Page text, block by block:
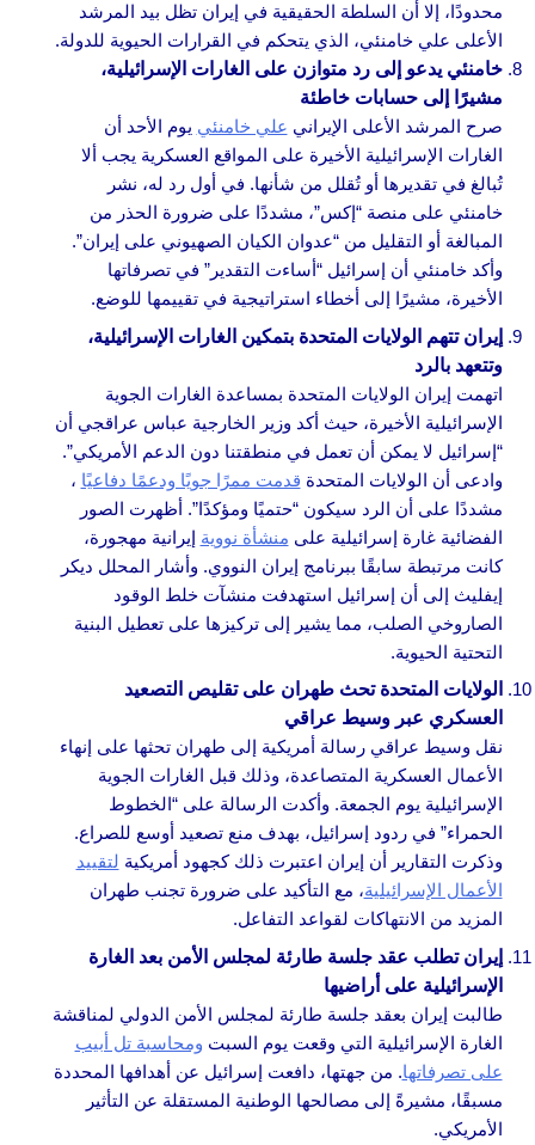
محدودًا، إلا أن السلطة الحقيقية في إيران تظل بيد المرشد
الأعلى علي خامنئي، الذي يتحكم في القرارات الحيوية للدولة.
خامنئي يدعو إلى رد متوازن على الغارات الإسرائيلية،
مشيرًا إلى حسابات خاطئة
صرح المرشد الأعلى الإيراني علي خامنئي يوم الأحد أن
الغارات الإسرائيلية الأخيرة على المواقع العسكرية يجب ألا
تُبالغ في تقديرها أو تُقلل من شأنها. في أول رد له، نشر
خامنئي على منصة “إكس”، مشددًا على ضرورة الحذر من
المبالغة أو التقليل من “عدوان الكيان الصهيوني على إيران”.
وأكد خامنئي أن إسرائيل “أساءت التقدير” في تصرفاتها
الأخيرة، مشيرًا إلى أخطاء استراتيجية في تقييمها للوضع.
إيران تتهم الولايات المتحدة بتمكين الغارات الإسرائيلية،
وتتعهد بالرد
اتهمت إيران الولايات المتحدة بمساعدة الغارات الجوية
الإسرائيلية الأخيرة، حيث أكد وزير الخارجية عباس عراقجي أن
“إسرائيل لا يمكن أن تعمل في منطقتنا دون الدعم الأمريكي”.
وادعى أن الولايات المتحدة قدمت ممرًا جويًا ودعمًا دفاعيًا ،
مشددًا على أن الرد سيكون “حتميًا ومؤكدًا”. أظهرت الصور
الفضائية غارة إسرائيلية على منشأة نووية إيرانية مهجورة،
كانت مرتبطة سابقًا ببرنامج إيران النووي. وأشار المحلل ديكر
إيفليث إلى أن إسرائيل استهدفت منشآت خلط الوقود
الصاروخي الصلب، مما يشير إلى تركيزها على تعطيل البنية
التحتية الحيوية.
الولايات المتحدة تحث طهران على تقليص التصعيد
العسكري عبر وسيط عراقي
نقل وسيط عراقي رسالة أمريكية إلى طهران تحثها على إنهاء
الأعمال العسكرية المتصاعدة، وذلك قبل الغارات الجوية
الإسرائيلية يوم الجمعة. وأكدت الرسالة على “الخطوط
الحمراء” في ردود إسرائيل، بهدف منع تصعيد أوسع للصراع.
وذكرت التقارير أن إيران اعتبرت ذلك كجهود أمريكية لتقييد
الأعمال الإسرائيلية، مع التأكيد على ضرورة تجنب طهران
المزيد من الانتهاكات لقواعد التفاعل.
إيران تطلب عقد جلسة طارئة لمجلس الأمن بعد الغارة
الإسرائيلية على أراضيها
طالبت إيران بعقد جلسة طارئة لمجلس الأمن الدولي لمناقشة
الغارة الإسرائيلية التي وقعت يوم السبت ومحاسبة تل أبيب
على تصرفاتها. من جهتها، دافعت إسرائيل عن أهدافها المحددة
مسبقًا، مشيرةً إلى مصالحها الوطنية المستقلة عن التأثير
الأمريكي.